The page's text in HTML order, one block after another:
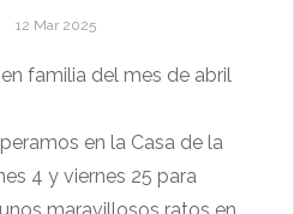
12 Mar 2025
familia del mes de abril
en la Casa de la
4 y viernes 25 para
maravillosos ratos en